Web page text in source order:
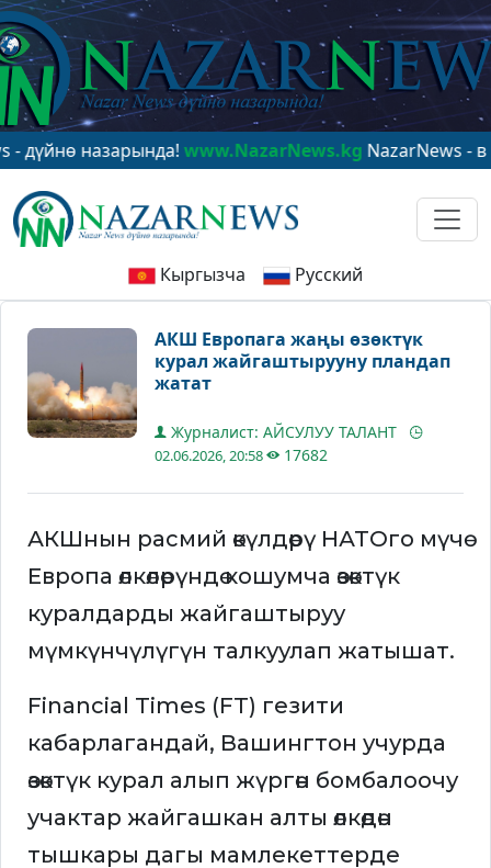
назарында!www.NazarNews.kgNazarNews - в
Кыргызча Русский
АКШ Европага жаңы өзөктүк
курал жайгаштырууну пландап
жатат
Журналист: АЙСУЛУУ ТАЛАНТ
02.06.2026, 20:58 17682
АКШнын расмий өкүлдөрү НАТОго мүчө
Европа өлкөлөрүндө кошумча өзөктүк
куралдарды жайгаштыруу
мүмкүнчүлүгүн талкуулап жатышат.
Financial Times (FT) гезити
кабарлагандай, Вашингтон учурда
өзөктүк курал алып жүргөн бомбалоочу
учактар жайгашкан алты өлкөдөн
тышкары дагы мамлекеттерде